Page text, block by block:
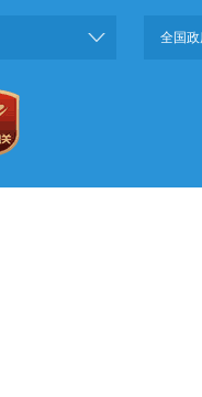
全国